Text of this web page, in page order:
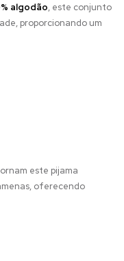
algodão, este conjunto
proporcionando um
este pijama
oferecendo